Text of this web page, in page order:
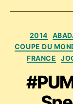
2014
COUPE DU
FRANCE